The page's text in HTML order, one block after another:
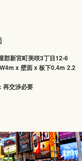
郡新宮町美咲3丁目12-6
x 壁面 x 板下0.4m 2.2
再交渉必要